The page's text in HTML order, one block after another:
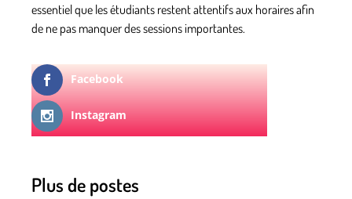
essentiel que les étudiants restent attentifs aux horaires afin
de ne pas manquer des sessions importantes.
Facebook
Instagram
Plus de postes